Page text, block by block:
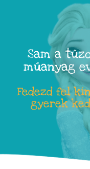
Sam a
műanyag
Fedezd fel
gyerek